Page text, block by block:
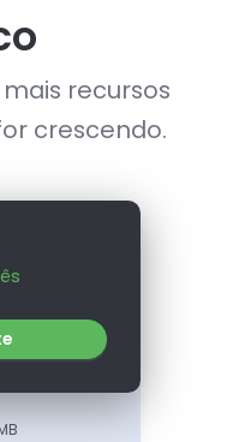
recursos
crescendo.